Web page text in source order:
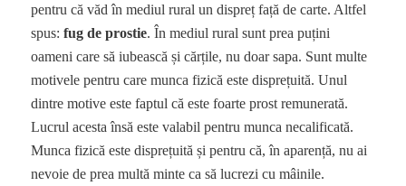
pentru că văd în mediul rural un dispreț față de carte. Altfel
spus:fug de prostie. În mediul rural sunt prea puțini
oameni care să iubească și cărțile, nu doar sapa. Sunt multe
motivele pentru care munca fizică este disprețuită. Unul
dintre motive este faptul că este foarte prost remunerată.
Lucrul acesta însă este valabil pentru munca necalificată.
Munca fizică este disprețuită și pentru că, în aparență, nu ai
nevoie de prea multă minte ca să lucrezi cu mâinile.